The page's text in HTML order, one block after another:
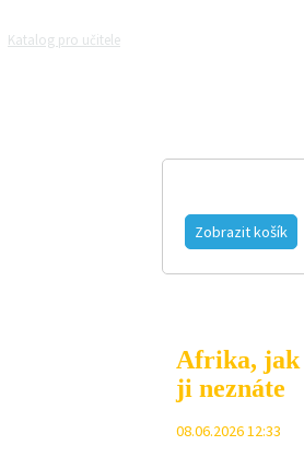
Katalog pro učitele
Zobrazit košík
Afrika, jak
ji neznáte
08.06.2026 12:33